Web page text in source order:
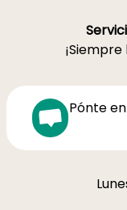
Pónte